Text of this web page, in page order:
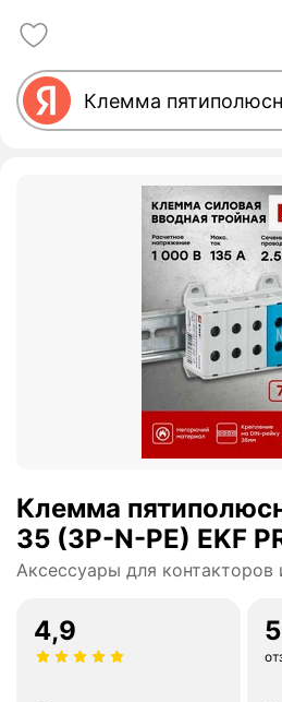
Клемма
35 (3P-N-PE) EKF
Аксессуары для контакторов
4,9 5